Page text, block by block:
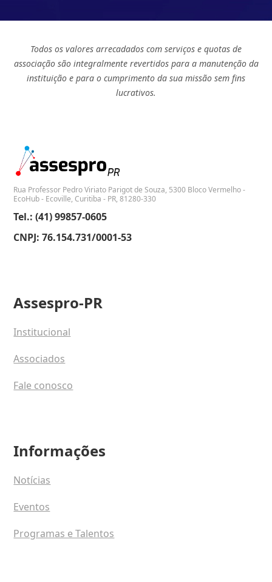
Todos os valores arrecadados com serviços e quotas de
associação são integralmente revertidos para a manutenção da
instituição e para o cumprimento da sua missão sem fins
lucrativos.
Rua Professor Pedro Viriato Parigot de Souza, 5300 Bloco Vermelho -
EcoHub - Ecoville, Curitiba - PR, 81280-330
Tel.: (41) 99857-0605
CNPJ: 76.154.731/0001-53
Assespro-PR
Institucional
Associados
Fale conosco
Informações
Notícias
Eventos
Programas e Talentos